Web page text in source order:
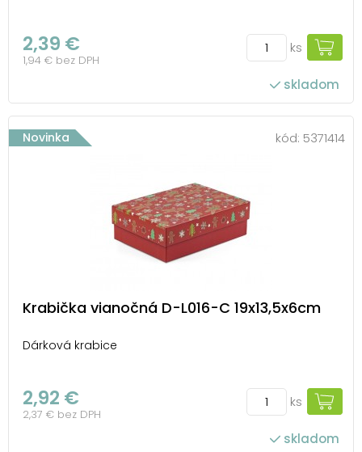
2,39 €
1,94 € bez DPH
ks
skladom
Novinka kód: 5371414
Krabička vianočná D-L016-C 19x13,5x6cm
Dárková krabice
2,92 €
2,37 € bez DPH
ks
skladom